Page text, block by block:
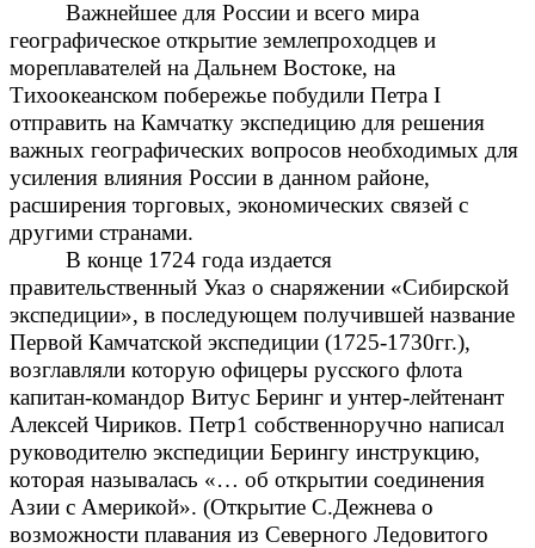
Важнейшее для России и всего мира
географическое открытие землепроходцев и
мореплавателей на Дальнем Востоке, на
Тихоокеанском побережье побудили Петра I
отправить на Камчатку экспедицию для решения
важных географических вопросов необходимых для
усиления влияния России в данном районе,
расширения торговых, экономических связей с
другими странами.
В конце 1724 года издается
правительственный Указ о снаряжении «Сибирской
экспедиции», в последующем получившей название
Первой Камчатской экспедиции (1725-1730гг.),
возглавляли которую офицеры русского флота
капитан-командор Витус Беринг и унтер-лейтенант
Алексей Чириков. Петр1 собственноручно написал
руководителю экспедиции Берингу инструкцию,
которая называлась «… об открытии соединения
Азии с Америкой». (Открытие С.Дежнева о
возможности плавания из Северного Ледовитого